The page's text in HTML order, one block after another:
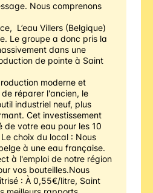
Nous comprenons
L’eau Villers (Belgique)
Le groupe a donc pris la
dans une
de pointe à Saint
moderne et
réparer l'ancien, le
industriel neuf, plus
Cet investissement
votre eau pour les 10
choix du local : Nous
à une eau française.
à l'emploi de notre région
vos bouteilles.Nous
: À 0,55€/litre, Saint